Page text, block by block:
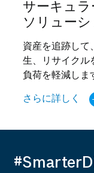
サーキュ
ソリューシ
資産を追跡して
生、リサイクル
負荷を軽減しま
さらに詳しく